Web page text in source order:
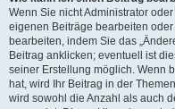
Wenn Sie nicht Administrator
eigenen Beiträge bearbeiten
bearbeiten, indem Sie das
Beitrag anklicken; eventuell ist
seiner Erstellung möglich. Wenn
hat, wird Ihr Beitrag in der
wird sowohl die Anzahl als auch